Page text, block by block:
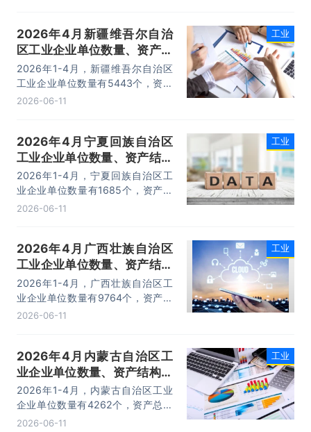
2026年4月新疆维吾尔自治
区工业企业单位数量、资产结
构及利润统计分析
2026年1-4月，新疆维吾尔自治区
工业企业单位数量有5443个，资产
总计为43183.1亿元，负债合计为
元。
2026-06-11
工业
2026年4月宁夏回族自治区
工业企业单位数量、资产结构
及利润统计分析
2026年1-4月，宁夏回族自治区工
业企业单位数量有1685个，资产总
计为15867.4亿元，负债合计为
2026-06-11
工业
2026年4月广西壮族自治区
工业企业单位数量、资产结构
及利润统计分析
2026年1-4月，广西壮族自治区工
业企业单位数量有9764个，资产总
计为34650.3亿元，负债合计为
元。
2026-06-11
工业
2026年4月内蒙古自治区工
业企业单位数量、资产结构及
利润统计分析
2026年1-4月，内蒙古自治区工业
企业单位数量有4262个，资产总计
为56711.9亿元，负债合计为
2026-06-11
工业